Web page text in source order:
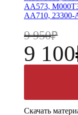
AA573,
AA710, 23300-
9 950
9 100
Скачать